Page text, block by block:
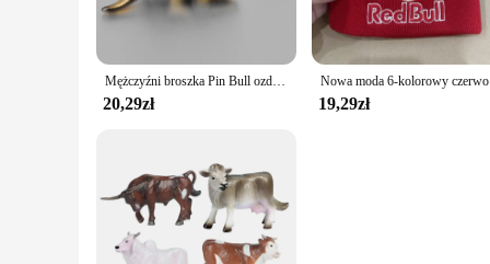
Mężczyźni broszka Pin Bull ozdoba do włosów Punk spinka do krawata zwierzęta na klapy przypinka dla kapelusze mąż
20,29zł 19,29zł